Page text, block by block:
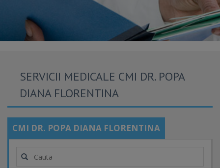
SERVICII MEDICALE CMI DR. POPA
DIANA FLORENTINA
CMI DR. POPA DIANA FLORENTINA